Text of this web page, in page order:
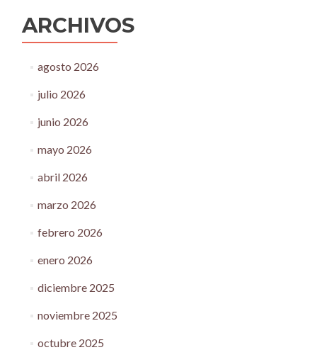
ARCHIVOS
agosto 2026
julio 2026
junio 2026
mayo 2026
abril 2026
marzo 2026
febrero 2026
enero 2026
diciembre 2025
noviembre 2025
octubre 2025